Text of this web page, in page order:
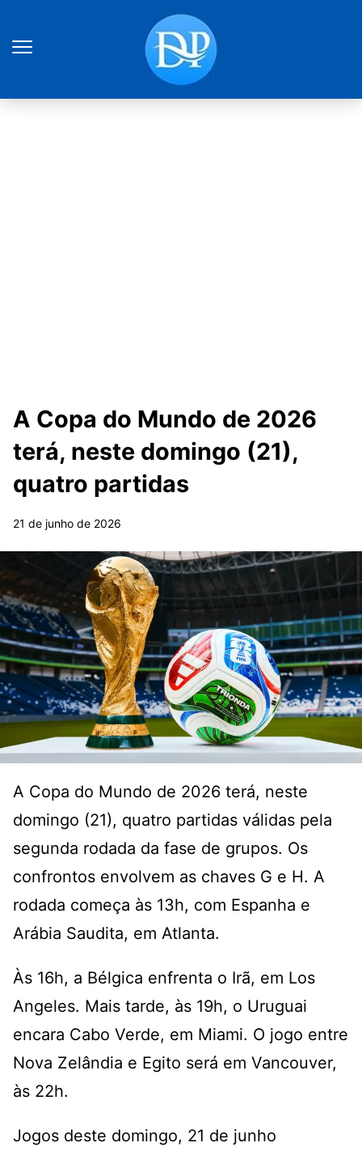
A Copa do Mundo de 2026
terá, neste domingo (21),
quatro partidas
21 de junho de 2026
A Copa do Mundo de 2026 terá, neste
domingo (21), quatro partidas válidas pela
segunda rodada da fase de grupos. Os
confrontos envolvem as chaves G e H. A
rodada começa às 13h, com Espanha e
Arábia Saudita, em Atlanta.
Às 16h, a Bélgica enfrenta o Irã, em Los
Angeles. Mais tarde, às 19h, o Uruguai
encara Cabo Verde, em Miami. O jogo entre
Nova Zelândia e Egito será em Vancouver,
às 22h.
Jogos deste domingo, 21 de junho